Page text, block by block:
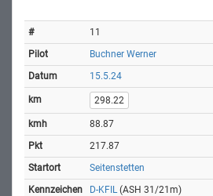
11
Buchner Werner
15.5.24
298.22
88.87
217.87
Seitenstetten
D-KFIL (ASH 31/21m)